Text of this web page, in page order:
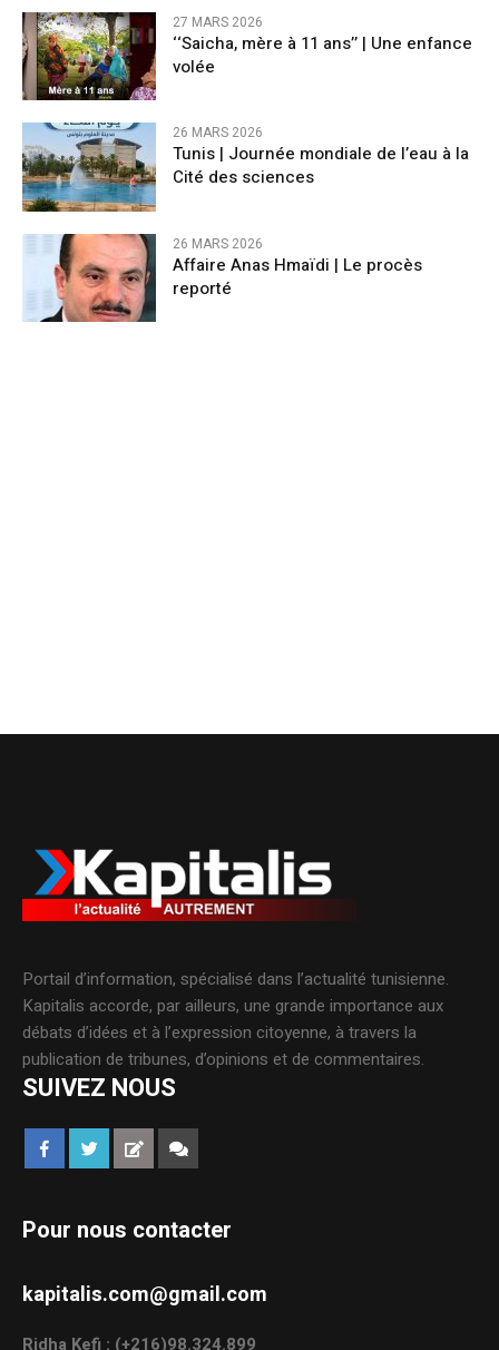
27 MARS 2026
‘‘Saicha, mère à 11 ans’’ | Une enfance
volée
26 MARS 2026
Tunis | Journée mondiale de l’eau à la
Cité des sciences
26 MARS 2026
Affaire Anas Hmaïdi | Le procès
reporté
Portail d’information, spécialisé dans l’actualité tunisienne.
Kapitalis accorde, par ailleurs, une grande importance aux
débats d’idées et à l’expression citoyenne, à travers la
publication de tribunes, d’opinions et de commentaires.
SUIVEZ NOUS
Pour nous contacter
kapitalis.com@gmail.com
Ridha Kefi : (+216)98.324.899